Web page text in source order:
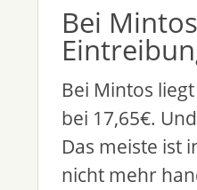
Bei
Bei Mintos
bei 17,65€.
Das meiste ist
nicht mehr